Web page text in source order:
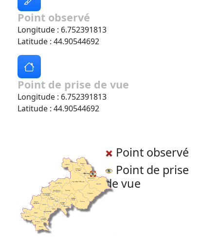
Point observé
Longitude : 6.752391813
Latitude : 44.90544692
Point de prise de vue
Longitude : 6.752391813
Latitude : 44.90544692
Point observé
Point de prise
de vue